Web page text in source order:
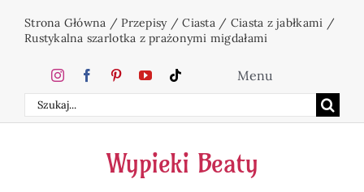
zawartości
Strona Główna /Przepisy/Ciasta/ Ciasta z jabłkami /
Rustykalna szarlotka z prażonymi migdałami
Szukaj
Menu
Home
Ciasta
Wypieki Beaty